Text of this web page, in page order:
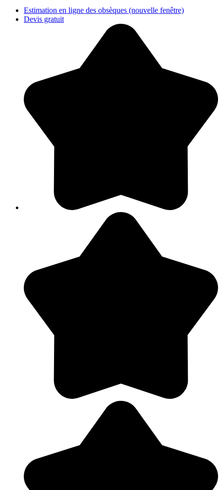
Estimation en ligne des obsèques (nouvelle fenêtre)
Devis gratuit